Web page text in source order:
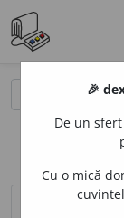
definiții (1)
🎉
De un
Cu o mică